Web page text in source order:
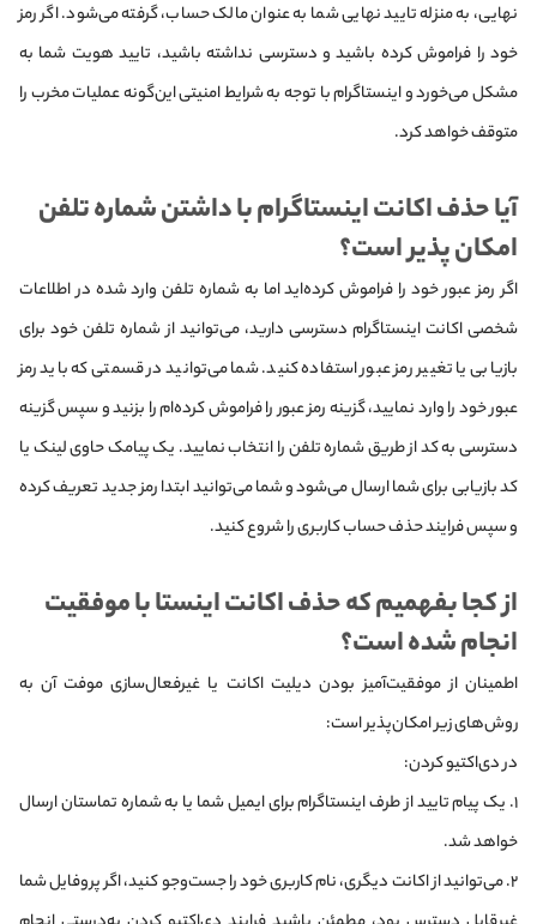
نهایی، به منزله تایید نهایی شما به عنوان مالک حساب، گرفته می‌شود. اگر رمز
خود را فراموش کرده باشید و دسترسی نداشته باشید، تایید هویت شما به
مشکل می‌خورد و اینستاگرام با توجه به شرایط امنیتی این‌گونه عملیات مخرب را
متوقف خواهد کرد.
آیا حذف اکانت اینستاگرام با داشتن شماره تلفن
امکان پذیر است؟
اگر رمز عبور خود را فراموش کرده‌اید اما به شماره تلفن وارد شده در اطلاعات
شخصی اکانت اینستاگرام دسترسی دارید، می‌توانید از شماره تلفن خود برای
بازیابی یا تغییر رمز عبور استفاده کنید. شما می‌توانید در قسمتی که باید رمز
عبور خود را وارد نمایید، گزینه رمز عبور را فراموش کرده‌ام را بزنید و سپس گزینه
دسترسی به کد از طریق شماره تلفن را انتخاب نمایید. یک پیامک حاوی لینک یا
کد بازیابی برای شما ارسال می‌شود و شما می‌توانید ابتدا رمز جدید تعریف کرده
و سپس فرایند حذف حساب کاربری را شروع کنید.
از کجا بفهمیم که حذف اکانت اینستا با موفقیت
انجام شده است؟
اطمینان از موفقیت‌آمیز بودن دیلیت اکانت یا غیرفعال‌سازی موفت آن به
روش‌های زیر امکان‌پذیر است:
در دی‌اکتیو کردن:
۱. یک پیام تایید از طرف اینستاگرام برای ایمیل شما یا به شماره تماستان ارسال
خواهد شد.
۲. می‌توانید از اکانت دیگری، نام کاربری خود را جست‌وجو کنید، اگر پروفایل شما